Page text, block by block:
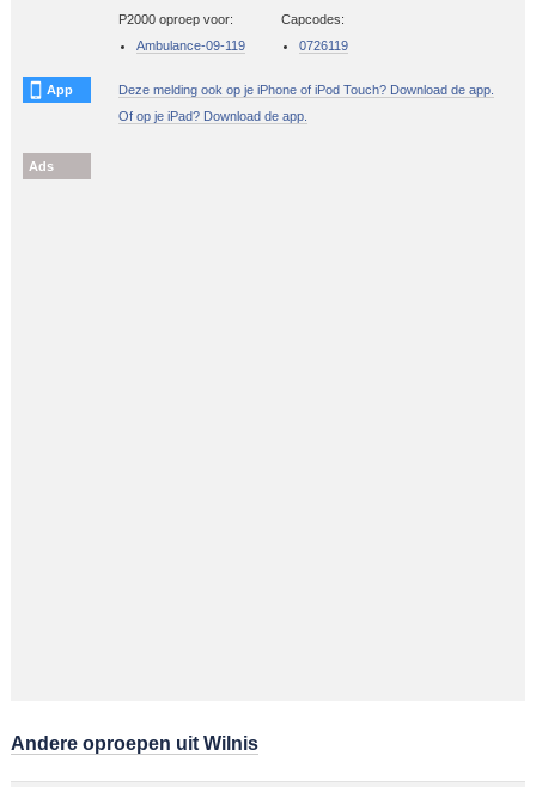
P2000 oproep voor:
Ambulance-09-119
Capcodes:
0726119
App
Deze melding ook op je iPhone of iPod Touch? Download de app.
Of op je iPad? Download de app.
Ads
Andere oproepen uit Wilnis